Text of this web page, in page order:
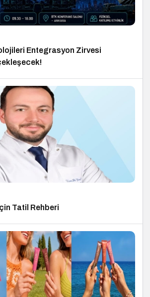
Entegrasyon Zirvesi
Tatil Rehberi